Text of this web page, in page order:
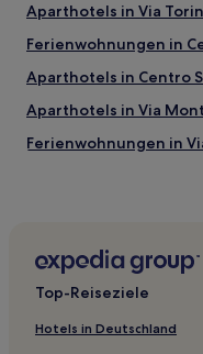
Aparthotels in Via
Ferienwohnungen in
Aparthotels in Centro
Aparthotels in Via
Ferienwohnungen in
B&B in Mailand
Ferienwohnungen in
Gasthäuser in
Top-Reiseziele
Hotels in Deutschland